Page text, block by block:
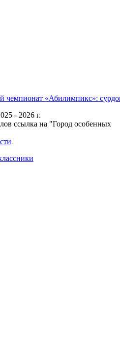
чемпионат «Абилимпикс»:
- 2026 г.
ссылка на "Город особенных